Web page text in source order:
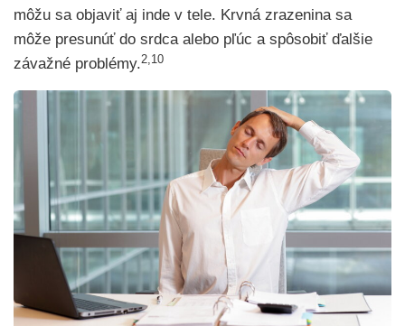
môžu sa objaviť aj inde v tele. Krvná zrazenina sa
môže presunúť do srdca alebo pľúc a spôsobiť ďalšie
závažné problémy.2,10